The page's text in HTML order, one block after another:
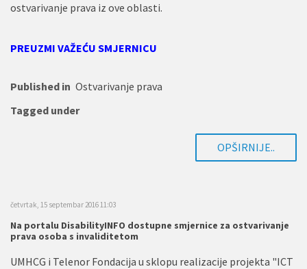
ostvarivanje prava iz ove oblasti.
PREUZMI VAŽEĆU SMJERNICU
Published in Ostvarivanje prava
Tagged under
OPŠIRNIJE..
četvrtak, 15 septembar 2016 11:03
Na portalu DisabilityINFO dostupne smjernice za ostvarivanje
prava osoba s invaliditetom
UMHCG i Telenor Fondacija u sklopu realizacije projekta "ICT